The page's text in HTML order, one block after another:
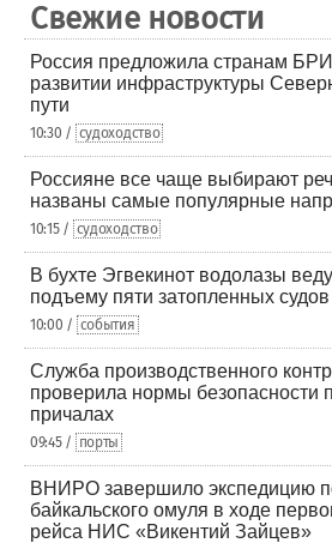
Свежие новости
Россия предложила странам
развитии инфраструктуры
пути
10:30 / судоходство
Россияне все чаще выбирают
названы самые популярные
10:15 / судоходство
В бухте Эгвекинот водолазы
подъему пяти затопленных судов
10:00 / события
Служба производственного
проверила нормы безопасности
причалах
09:45 / порты
ВНИРО завершило экспедицию
байкальского омуля в ходе
рейса НИС «Викентий Зайцев»